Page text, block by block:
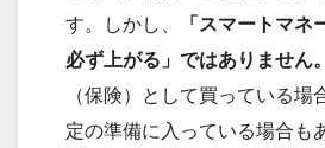
す。しかし、
「スマートマネ
必ず上がる」ではありません。
（保険）として買っている場
定の準備に入っている場合も